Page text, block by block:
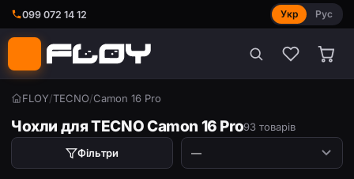
099 072 14 12 Укр Рус
FLOY/TECNO/Camon 16 Pro
Чохли для TECNO Camon 16 Pro93 товарів
Фільтри